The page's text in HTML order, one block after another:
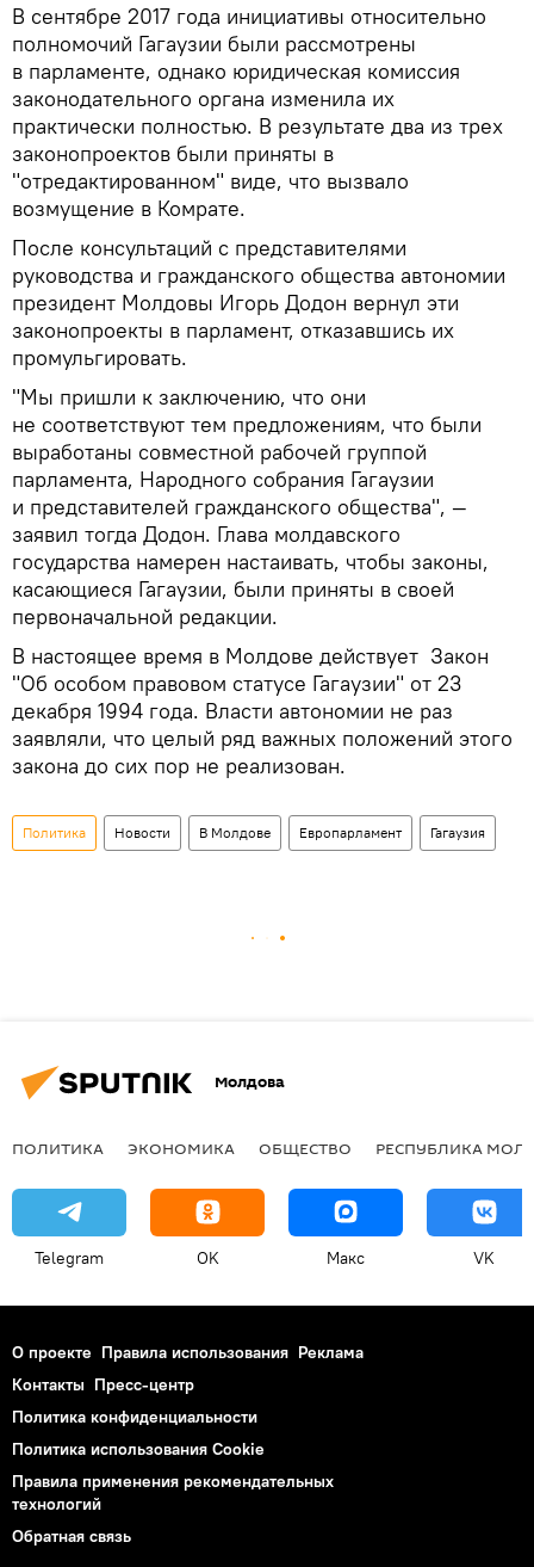
В сентябре 2017 года инициативы относительно
полномочий Гагаузии были рассмотрены
в парламенте, однако юридическая комиссия
законодательного органа изменила их
практически полностью. В результате два из трех
законопроектов были приняты в
"отредактированном" виде, что вызвало
возмущение в Комрате.
После консультаций с представителями
руководства и гражданского общества автономии
президент Молдовы Игорь Додон вернул эти
законопроекты в парламент, отказавшись их
промульгировать.
"Мы пришли к заключению, что они
не соответствуют тем предложениям, что были
выработаны совместной рабочей группой
парламента, Народного собрания Гагаузии
и представителей гражданского общества", —
заявил тогда Додон. Глава молдавского
государства намерен настаивать, чтобы законы,
касающиеся Гагаузии, были приняты в своей
первоначальной редакции.
В настоящее время в Молдове действует Закон
"Об особом правовом статусе Гагаузии" от 23
декабря 1994 года. Власти автономии не раз
заявляли, что целый ряд важных положений этого
закона до сих пор не реализован.
Политика Новости В Молдове Европарламент Гагаузия
Молдова
ПОЛИТИКА ЭКОНОМИКА ОБЩЕСТВО РЕСПУБЛИКА
Telegram OK Макс VK
О проекте Правила использования Реклама
Контакты Пресс-центр
Политика конфиденциальности
Политика использования Cookie
Правила применения рекомендательных
технологий
Обратная связь